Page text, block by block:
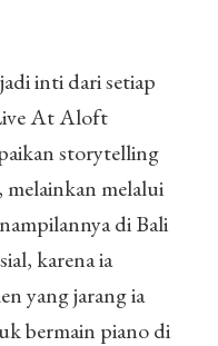
inti dari setiap
At Aloft
storytelling
melalui
di Bali
karena ia
yang jarang ia
bermain piano di